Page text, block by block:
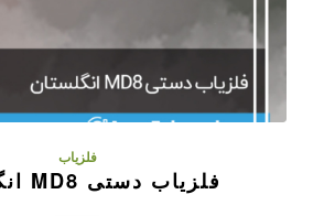
فلزیاب
فلزیاب دستی MD8 انگلستان